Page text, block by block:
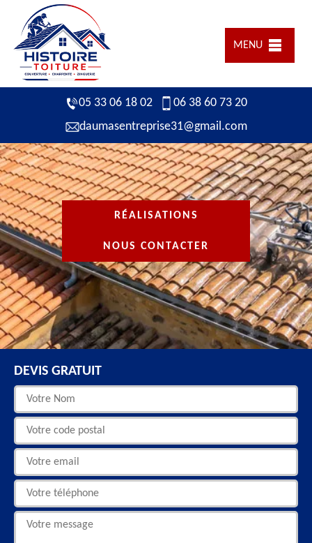
MENU
05 33 06 18 02
06 38 60 73 20
daumasentreprise31@gmail.com
RÉALISATIONS
NOUS CONTACTER
DEVIS GRATUIT